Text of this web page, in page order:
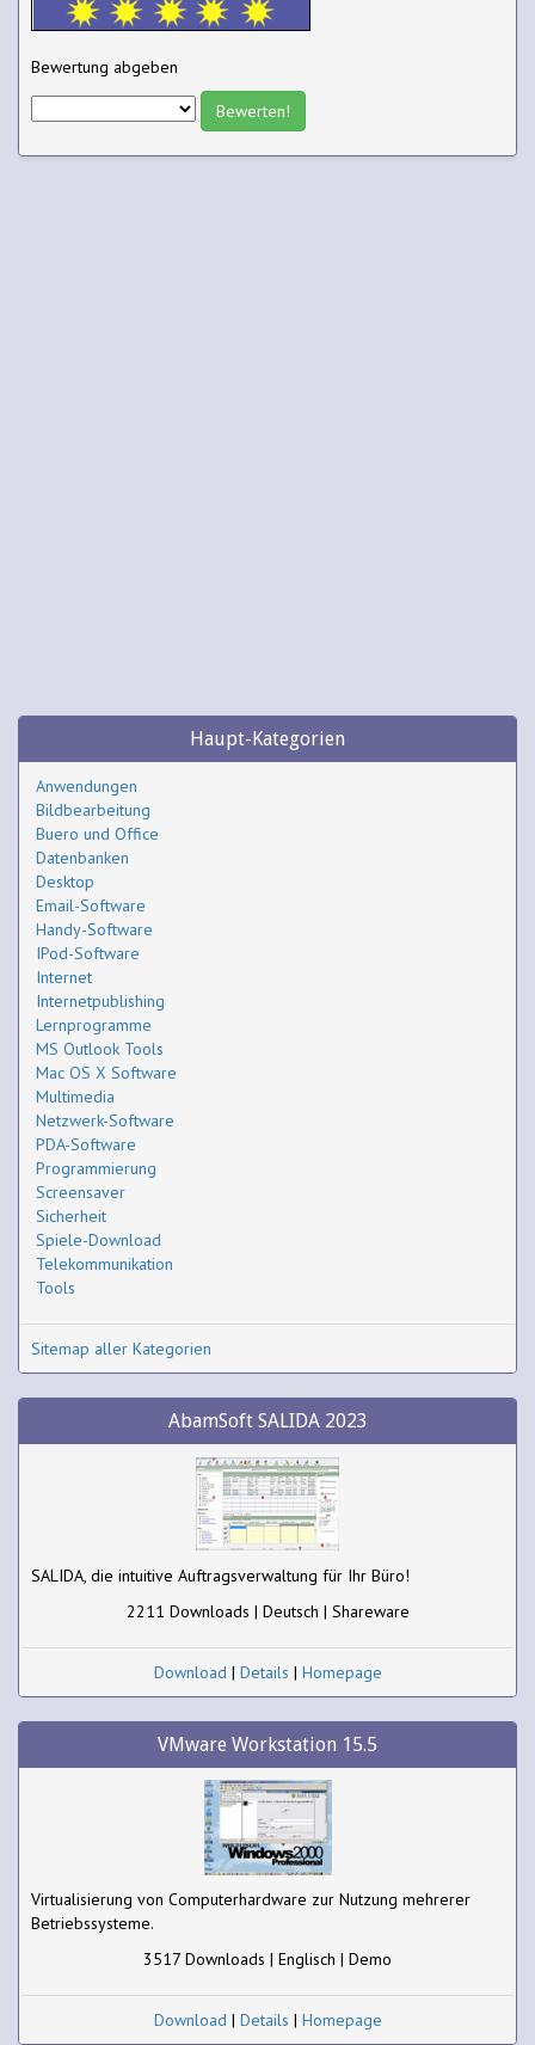
Bewertung abgeben
Haupt-Kategorien
Anwendungen
Bildbearbeitung
Buero und Office
Datenbanken
Desktop
Email-Software
Handy-Software
IPod-Software
Internet
Internetpublishing
Lernprogramme
MS Outlook Tools
Mac OS X Software
Multimedia
Netzwerk-Software
PDA-Software
Programmierung
Screensaver
Sicherheit
Spiele-Download
Telekommunikation
Tools
Sitemap aller Kategorien
AbamSoft SALIDA 2023
SALIDA, die intuitive Auftragsverwaltung für Ihr Büro!
2211 Downloads | Deutsch | Shareware
Download | Details | Homepage
VMware Workstation 15.5
Virtualisierung von Computerhardware zur Nutzung mehrerer
Betriebssysteme.
3517 Downloads | Englisch | Demo
Download | Details | Homepage